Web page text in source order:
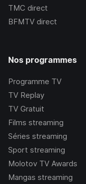
TMC direct
BFMTV direct
Nos programmes
Programme TV
TV Replay
TV Gratuit
Films streaming
Séries streaming
Sport streaming
Molotov TV Awards
Mangas streaming